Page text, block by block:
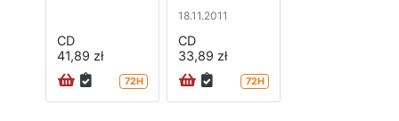
CD
41,89 zł
72H
18.11.2011
CD
33,89 zł
72H